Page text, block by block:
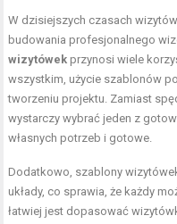
W dzisiejszych czasach
budowania profesjonalnego
wizytówek przynosi wiele
wszystkim, użycie szablonów
tworzeniu projektu. Zamiast
wystarczy wybrać jeden z
własnych potrzeb i gotowe.
Dodatkowo, szablony
układy, co sprawia, że każdy
łatwiej jest dopasować